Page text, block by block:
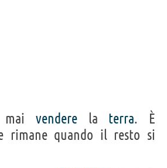
mai vendere la terra. È
rimane quando il resto si